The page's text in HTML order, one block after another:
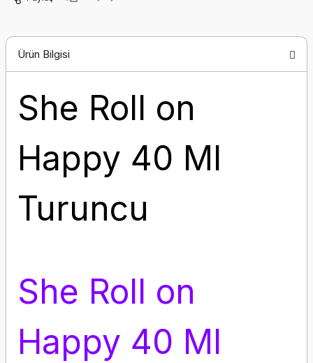
Ürün Bilgisi
She Roll on
Happy 40 Ml
Turuncu
She Roll on
Happy 40 Ml